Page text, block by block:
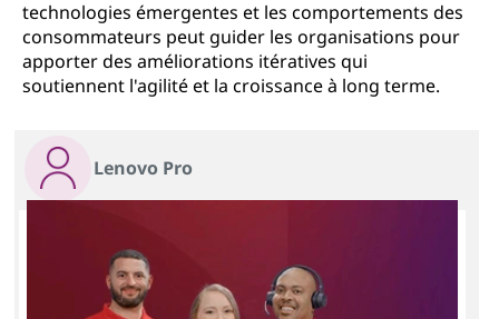
technologies émergentes et les comportements des
consommateurs peut guider les organisations pour
apporter des améliorations itératives qui
soutiennent l'agilité et la croissance à long terme.
Lenovo Pro